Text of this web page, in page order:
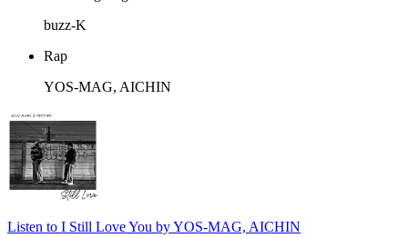
buzz-K
Rap
YOS-MAG, AICHIN
Listen to I Still Love You by YOS-MAG, AICHIN